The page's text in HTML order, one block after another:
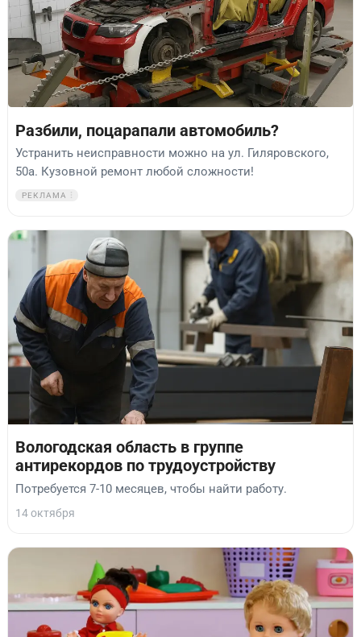
Разбили, поцарапали автомобиль?
Устранить неисправности можно на ул. Гиляровского,
50а. Кузовной ремонт любой сложности!
РЕКЛАМА
Вологодская область в группе
антирекордов по трудоустройству
Потребуется 7-10 месяцев, чтобы найти работу.
14 октября